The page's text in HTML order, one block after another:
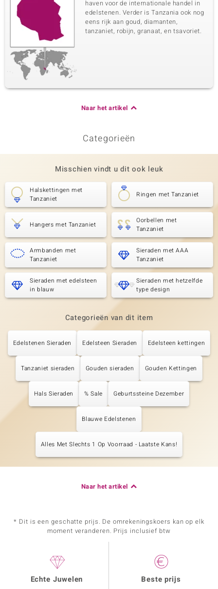
haven voor de internationale handel in
edelstenen. Verder is Tanzania ook nog
eens rijk aan goud, diamanten,
tanzaniet, robijn, granaat, en tsavoriet.
Naar het artikel
Categorieën
Misschien vindt u dit ook leuk
Halskettingen met
Tanzaniet
Ringen met Tanzaniet
Hangers met Tanzaniet
Oorbellen met
Tanzaniet
Armbanden met
Tanzaniet
Sieraden met AAA
Tanzaniet
Sieraden met edelsteen
in blauw
Sieraden met hetzelfde
type design
Categorieën van dit item
Edelstenen Sieraden Edelsteen Sieraden Edelsteen kettingen
Tanzaniet sieraden Gouden sieraden Gouden Kettingen
Hals Sieraden % Sale Geburtssteine Dezember
Blauwe Edelstenen
Alles Met Slechts 1 Op Voorraad - Laatste Kans!
Naar het artikel
* Dit is een geschatte prijs. De omrekeningskoers kan op elk
moment veranderen. Prijs inclusief btw
Echte Juwelen Beste prijs